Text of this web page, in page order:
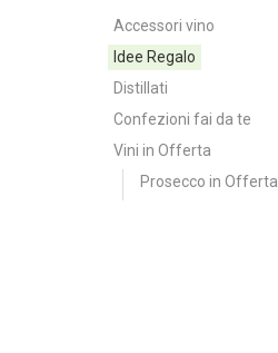
Accessori vino
Idee Regalo
Distillati
Confezioni fai da te
Vini in Offerta
Prosecco in Offerta